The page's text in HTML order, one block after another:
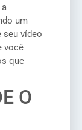
um
vídeo
você
que
O